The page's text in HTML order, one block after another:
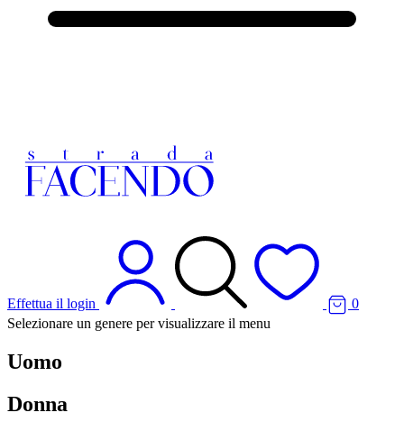
Effettua il login
0
Selezionare un genere per visualizzare il menu
Uomo
Donna